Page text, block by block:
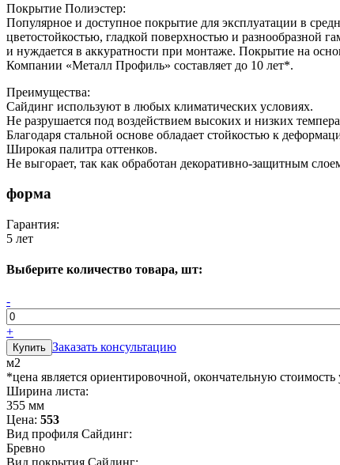
Покрытие Полиэстер:
Популярное и доступное покрытие для эксплуатации в
цветостойкостью, гладкой поверхностью и разнообразной
и нуждается в аккуратности при монтаже. Покрытие на
Компании «Металл Профиль» составляет до 10 лет*.
Преимущества:
Сайдинг используют в любых климатических условиях.
Не разрушается под воздействием высоких и низких
Благодаря стальной основе обладает стойкостью к
Широкая палитра оттенков.
Не выгорает, так как обработан декоративно-защитным
форма
Гарантия:
5 лет
Выберите количество товара, шт:
-
+
Заказать консультацию
м2
*цена является ориентировочной, окончательную
Ширина листа:
355 мм
Цена: 553
Вид профиля Сайдинг:
Бревно
Вид покрытия Сайдинг: